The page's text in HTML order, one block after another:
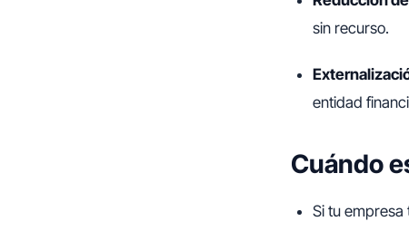
sin recurso.
entidad
Cuándo
Si tu